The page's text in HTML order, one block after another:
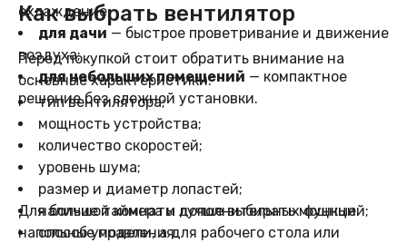
охлаждение;
для дачи — быстрое проветривание и движение
воздуха;
для небольших помещений — компактное
решение без сложной установки.
Как выбрать вентилятор
Перед покупкой стоит обратить внимание на
основные характеристики:
тип вентилятора;
мощность устройства;
количество скоростей;
уровень шума;
размер и диаметр лопастей;
наличие таймера и дополнительных функций;
способ управления.
Для большой комнаты лучше выбирать мощные
напольные модели, а для рабочего стола или